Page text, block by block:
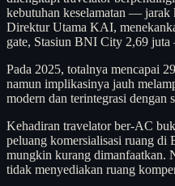
kebutuhan keselamatan — jarak
Direktur Utama KAI,
gate, Stasiun BNI City 2,69
Pada 2025, totalnya mencapai
namun implikasinya jauh
modern dan terintegrasi
Kehadiran travelator ber-AC
peluang komersialisasi ruang
mungkin kurang dimanfaatkan.
tidak menyediakan ruang